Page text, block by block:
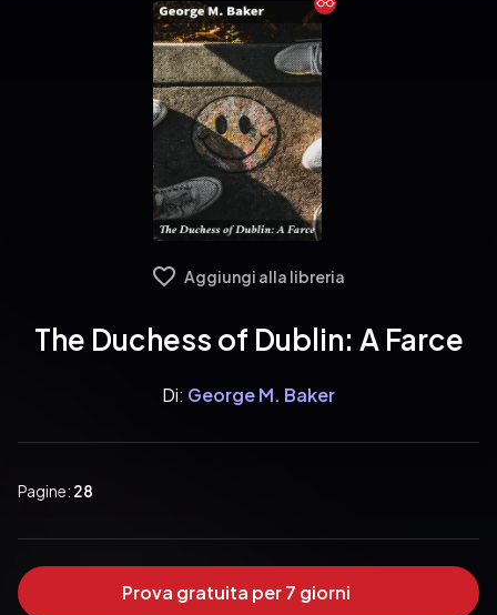
Ebook
Aggiungi alla libreria
The Duchess of Dublin: A Farce
Di: George M. Baker
Pagine: 28
Prova gratuita per 7 giorni